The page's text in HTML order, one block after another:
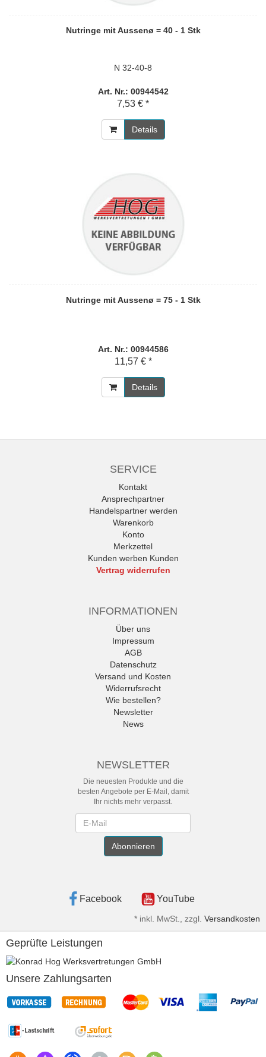
Nutringe mit Aussenø = 40 - 1 Stk
N 32-40-8
Art. Nr.: 00944542
7,53 € *
Details
Nutringe mit Aussenø = 75 - 1 Stk
Art. Nr.: 00944586
11,57 € *
Details
SERVICE
Kontakt
Ansprechpartner
Handelspartner werden
Warenkorb
Konto
Merkzettel
Kunden werben Kunden
Vertrag widerrufen
INFORMATIONEN
Über uns
Impressum
AGB
Datenschutz
Versand und Kosten
Widerrufsrecht
Wie bestellen?
Newsletter
News
NEWSLETTER
Die neuesten Produkte und die
besten Angebote per E-Mail, damit
Ihr nichts mehr verpasst.
Abonnieren
Facebook YouTube
* inkl. MwSt., zzgl. Versandkosten
Geprüfte Leistungen
Unsere Zahlungsarten